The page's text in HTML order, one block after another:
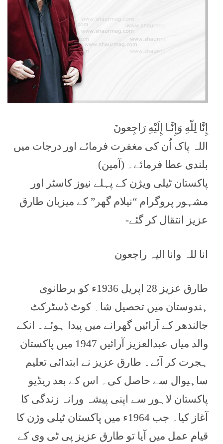
إِنَّا لِلّهِ وَإِنَّـا إِلَيْهِ رَاجِعونَ
اللہ‎ پاک اُن کی مغفرت فرمائے اور درجات میں
بلندی عطا فرمائے۔ (آمین)
پاکستان ٹیلی ویژن کے پہلے نیوز کاسٹر اور
مشہور پروگرام “نیلام گھر” کے میزبان طارق
عزیز انتقال کر گئے-
انا للہ وانا الیہ راجعون
طارق عزیز 28 اپریل 1936ء کو برطانوی
ہندوستان میں تحصیل شاہ کوٹ ڈسٹرکٹ
جالندھر کے آرائیں گھرانے میں پیدا ہوئے۔ انکے
والد میاں عبدالعزیز آرائیں 1947 میں پاکستان
ہجرت کر آئے۔ طارق عزیز نے ابتدائی تعلیم
ساہیوال سے حاصل کی۔ اس کے بعد ریڈیو
پاکستان لاہور سے اپنی پیشہ ورانہ زندگی کا
آغاز کیا۔ جب 1964ء میں پاکستان ٹیلی وژن کا
قیام عمل میں آیا تو طارق عزیز پی ٹی وی کے